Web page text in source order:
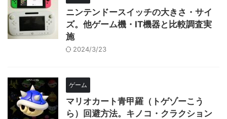
ニンテンドースイッチの大きさ・サイ
ズ。他ゲーム機・IT機器と比較調査実
施
2024/3/23
ゲーム
マリオカート青甲羅（トゲゾーこう
ら）回避方法。キノコ・クラクション